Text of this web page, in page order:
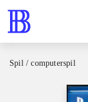
Spil / computerspil